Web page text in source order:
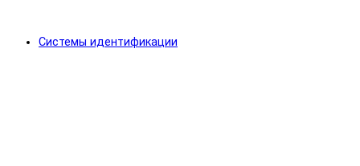
Системы идентификации